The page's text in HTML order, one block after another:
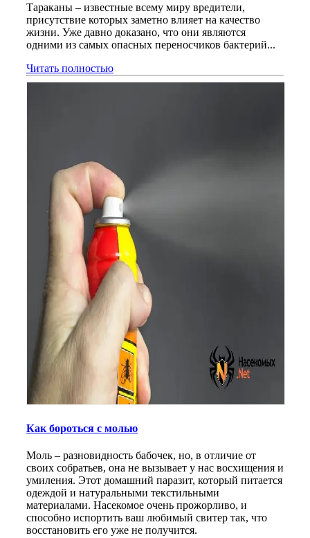
Тараканы – известные всему миру вредители,
присутствие которых заметно влияет на качество
жизни. Уже давно доказано, что они являются
одними из самых опасных переносчиков бактерий...
Читать полностью
Как бороться с молью
Моль – разновидность бабочек, но, в отличие от
своих собратьев, она не вызывает у нас восхищения и
умиления. Этот домашний паразит, который питается
одеждой и натуральными текстильными
материалами. Насекомое очень прожорливо, и
способно испортить ваш любимый свитер так, что
восстановить его уже не получится.